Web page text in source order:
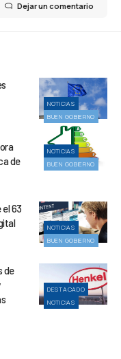
Dejar un comentario
NOTICIAS
BUEN GOBIERNO
NOTICIAS
BUEN GOBIERNO
de
NOTICIAS
BUEN GOBIERNO
el 63
DESTACADO
NOTICIAS
de